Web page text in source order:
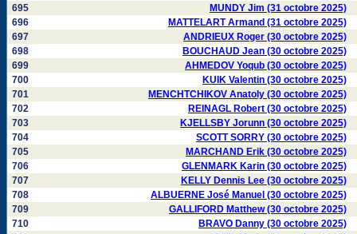
695
MUNDY Jim (31 octobre 2025)
696
MATTELART Armand (31 octobre 2025)
697
ANDRIEUX Roger (30 octobre 2025)
698
BOUCHAUD Jean (30 octobre 2025)
699
AHMEDOV Yoqub (30 octobre 2025)
700
KUIK Valentin (30 octobre 2025)
701
MENCHTCHIKOV Anatoly (30 octobre 2025)
702
REINAGL Robert (30 octobre 2025)
703
KJELLSBY Jorunn (30 octobre 2025)
704
SCOTT SORRY (30 octobre 2025)
705
MARCHAND Erik (30 octobre 2025)
706
GLENMARK Karin (30 octobre 2025)
707
KELLY Dennis Lee (30 octobre 2025)
708
ALBUERNE José Manuel (30 octobre 2025)
709
GALLIFORD Matthew (30 octobre 2025)
710
BRAVO Danny (30 octobre 2025)